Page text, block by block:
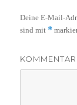
Deine E-Mail-
sind mit *
KOMMENTAR